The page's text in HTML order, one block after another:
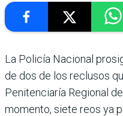
La Policía Nacional
de dos de los reclusos
Penitenciaría Regional
momento, siete reos ya